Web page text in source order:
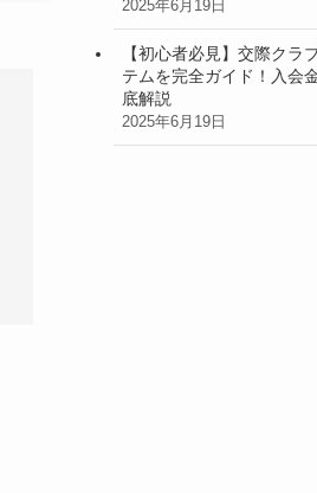
2025年6月19日
【初心者必見】交際クラ
テムを完全ガイド！入会
底解説
2025年6月19日